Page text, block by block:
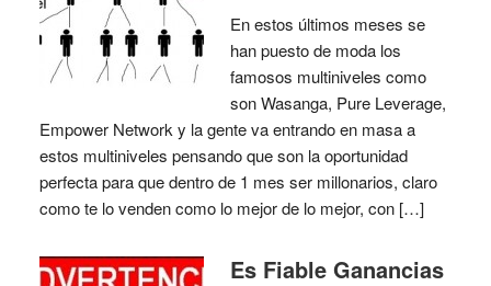
En estos últimos meses se
han puesto de moda los
famosos multiniveles como
son Wasanga, Pure Leverage,
Empower Network y la gente va entrando en masa a
estos multiniveles pensando que son la oportunidad
perfecta para que dentro de 1 mes ser millonarios, claro
como te lo venden como lo mejor de lo mejor, con […]
Es Fiable Ganancias